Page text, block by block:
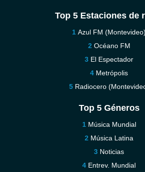
Top 5 Estaciones de
Azul FM (Montevideo)
Océano FM
El Espectador
Metrópolis
Radiocero
Top 5 Géneros
Música Mundial
Música Latina
Noticias
Entrev. Mundial